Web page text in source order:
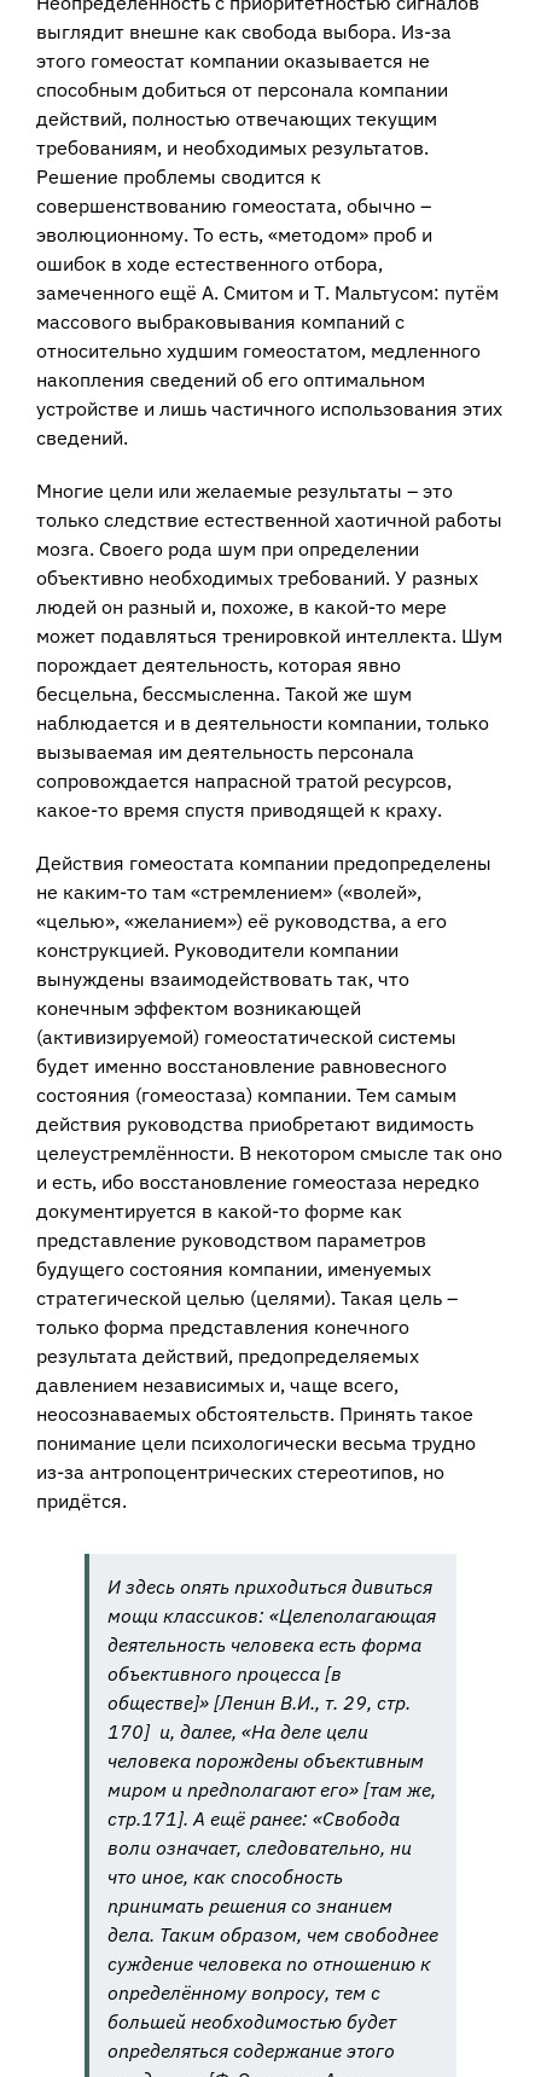
выглядит внешне как свобода выбора. Из-за
этого гомеостат компании оказывается не
способным добиться от персонала компании
действий, полностью отвечающих текущим
требованиям, и необходимых результатов.
Решение проблемы сводится к
совершенствованию гомеостата, обычно –
эволюционному. То есть, «методом» проб и
ошибок в ходе естественного отбора,
замеченного ещё А. Смитом и Т. Мальтусом: путём
массового выбраковывания компаний с
относительно худшим гомеостатом, медленного
накопления сведений об его оптимальном
устройстве и лишь частичного использования этих
сведений.
Многие цели или желаемые результаты – это
только следствие естественной хаотичной работы
мозга. Своего рода шум при определении
объективно необходимых требований. У разных
людей он разный и, похоже, в какой-то мере
может подавляться тренировкой интеллекта. Шум
порождает деятельность, которая явно
бесцельна, бессмысленна. Такой же шум
наблюдается и в деятельности компании, только
вызываемая им деятельность персонала
сопровождается напрасной тратой ресурсов,
какое-то время спустя приводящей к краху.
Действия гомеостата компании предопределены
не каким-то там «стремлением» («волей»,
«целью», «желанием») её руководства, а его
конструкцией. Руководители компании
вынуждены взаимодействовать так, что
конечным эффектом возникающей
(активизируемой) гомеостатической системы
будет именно восстановление равновесного
состояния (гомеостаза) компании. Тем самым
действия руководства приобретают видимость
целеустремлённости. В некотором смысле так оно
и есть, ибо восстановление гомеостаза нередко
документируется в какой-то форме как
представление руководством параметров
будущего состояния компании, именуемых
стратегической целью (целями). Такая цель –
только форма представления конечного
результата действий, предопределяемых
давлением независимых и, чаще всего,
неосознаваемых обстоятельств. Принять такое
понимание цели психологически весьма трудно
из-за антропоцентрических стереотипов, но
придётся.
И здесь опять приходиться дивиться
мощи классиков: «Целеполагающая
деятельность человека есть форма
объективного процесса [в
обществе]» [Ленин В.И., т. 29, стр.
170] и, далее, «На деле цели
человека порождены объективным
миром и предполагают его» [там же,
стр.171]. А ещё ранее: «Свобода
воли означает, следовательно, ни
что иное, как способность
принимать решения со знанием
дела. Таким образом, чем свободнее
суждение человека по отношению к
определённому вопросу, тем с
большей необходимостью будет
определяться содержание этого